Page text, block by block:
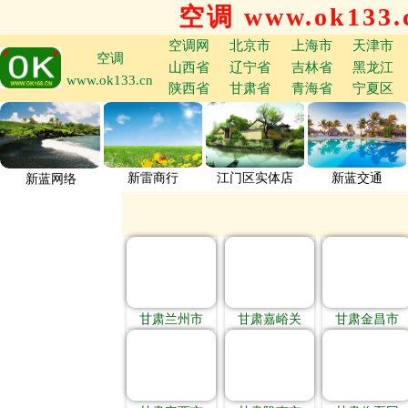
空调
空调
www.ok133.cn
空调网 北京市 上海市
天津市
山西省
辽宁省 吉林省
黑龙江
陕西省
甘肃省 青海省 宁夏区
新蓝网络 新雷商行 江门区实体店 新蓝交通
甘肃兰州市 甘肃嘉峪关 甘肃金昌市